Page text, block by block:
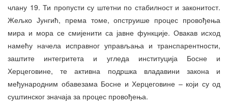
члану 19. Ти пропусти су штетни по стабилност и законитост.
Жељко Јунгић, према томе, опструише процес провођења
мира и мора се смијенити са јавне функције. Овакав исход
намећу начела исправног управљања и транспарентности,
заштите интегритета и угледа институција Босне и
Херцеговине, те активна подршка владавини закона и
међународним обавезама Босне и Херцеговине – који су од
суштинског значаја за процес провођења.